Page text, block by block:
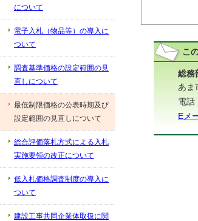
こ
総
あま
電話
Eメ
について
電子入札（物品等）の導入に
ついて
調査基準価格の設定範囲の見
直しについて
最低制限価格の公表時期及び
設定範囲の見直しについて
総合評価落札方式による入札
実施要領の改正について
低入札価格調査制度の導入に
ついて
建設工事共同企業体取扱に関